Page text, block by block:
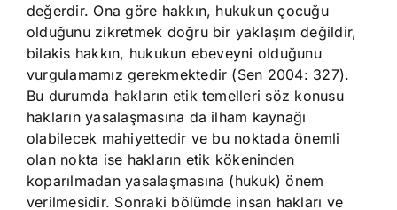
değerdir. Ona göre hakkın, hukukun çocuğu
olduğunu zikretmek doğru bir yaklaşım değildir,
bilakis hakkın, hukukun ebeveyni olduğunu
vurgulamamız gerekmektedir (Sen 2004: 327).
Bu durumda hakların etik temelleri söz konusu
hakların yasalaşmasına da ilham kaynağı
olabilecek mahiyettedir ve bu noktada önemli
olan nokta ise hakların etik kökeninden
koparılmadan yasalaşmasına (hukuk) önem
verilmesidir. Sonraki bölümde insan hakları ve